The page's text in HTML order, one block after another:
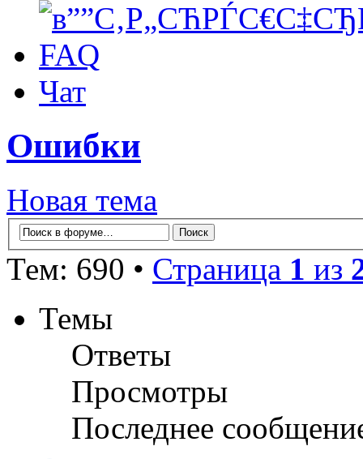
FAQ
Чат
Ошибки
Новая тема
Тем: 690 • Страница 1 из
Темы
Ответы
Просмотры
Последнее